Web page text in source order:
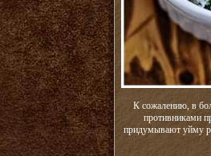
К сожалению, в
противниками
придумывают уйму